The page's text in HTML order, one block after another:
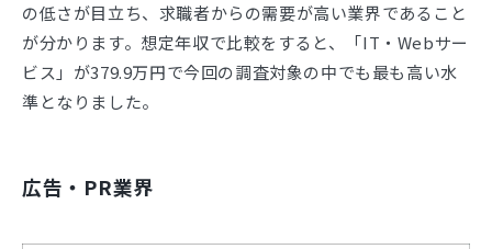
の低さが目立ち、求職者からの需要が高い業界であること
が分かります。想定年収で比較をすると、「IT・Webサー
ビス」が379.9万円で今回の調査対象の中でも最も高い水
準となりました。
広告・PR業界